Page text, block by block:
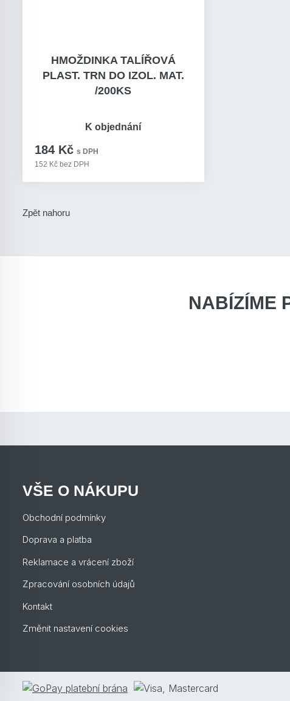
HMOŽDINKA TALÍŘOVÁ
PLAST. TRN DO IZOL. MAT.
/200KS
184 Kč s DPH
152 Kč bez DPH
K objednání
Zpět nahoru
NABÍZÍME
VŠE O NÁKUPU
Obchodní podmínky
Doprava a platba
Reklamace a vrácení zboží
Zpracování osobních údajů
Kontakt
Změnit nastavení cookies